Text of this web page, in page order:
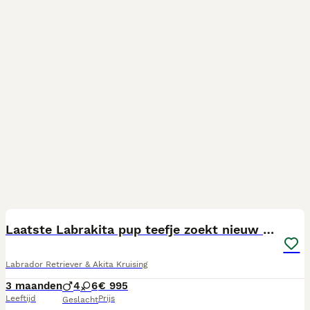
Laatste Labrakita pup teefje zoekt nieuw huisje
Labrador Retriever & Akita Kruising
3 maanden
Leeftijd
4 6
Geslacht
€ 995
Prijs